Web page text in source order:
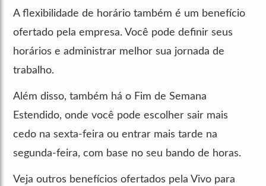
A flexibilidade de horário também é um benefício
ofertado pela empresa. Você pode definir seus
horários e administrar melhor sua jornada de
trabalho.
Além disso, também há o Fim de Semana
Estendido, onde você pode escolher sair mais
cedo na sexta-feira ou entrar mais tarde na
segunda-feira, com base no seu bando de horas.
Veja outros benefícios ofertados pela Vivo para